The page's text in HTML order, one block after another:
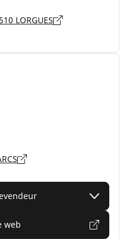
LORGUES
web